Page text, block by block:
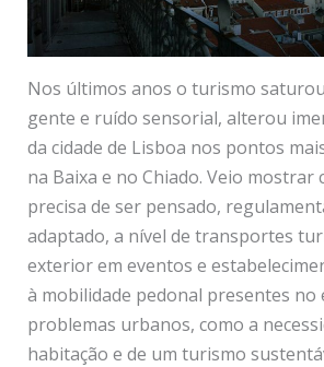
Nos últimos anos o turismo
gente e ruído sensorial, alterou
da cidade de Lisboa nos pontos
na Baixa e no Chiado. Veio mostrar
precisa de ser pensado,
adaptado, a nível de transportes
exterior em eventos e
à mobilidade pedonal presentes no
problemas urbanos, como a
habitação e de um turismo